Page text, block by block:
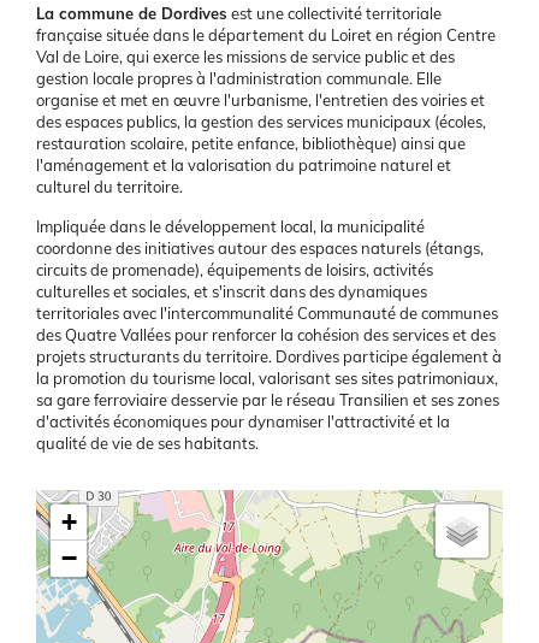
Présentation
La commune de Dordives est une collectivité territoriale
française située dans le département du Loiret en région Centre
Val de Loire, qui exerce les missions de service public et des
gestion locale propres à l'administration communale. Elle
organise et met en œuvre l'urbanisme, l'entretien des voiries et
des espaces publics, la gestion des services municipaux (écoles,
restauration scolaire, petite enfance, bibliothèque) ainsi que
l'aménagement et la valorisation du patrimoine naturel et
culturel du territoire.
Impliquée dans le développement local, la municipalité
coordonne des initiatives autour des espaces naturels (étangs,
circuits de promenade), équipements de loisirs, activités
culturelles et sociales, et s'inscrit dans des dynamiques
territoriales avec l'intercommunalité Communauté de communes
des Quatre Vallées pour renforcer la cohésion des services et des
projets structurants du territoire. Dordives participe également à
la promotion du tourisme local, valorisant ses sites patrimoniaux,
sa gare ferroviaire desservie par le réseau Transilien et ses zones
d'activités économiques pour dynamiser l'attractivité et la
qualité de vie de ses habitants.
Latitude/Longitude
+
−